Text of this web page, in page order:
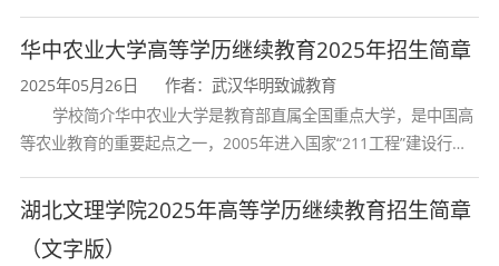
度；
会计核算能力：掌握账务处理、财务报表编
财务管理能力：具备资金管理、投融资决
育和最早开办中医研究
华中农业大学高等学历继续教育2025年招生简章
2025年05月26日
作者：武汉华明致诚教育
学校简介华中农业大学是教育部直属全国重点大学，是中国高
等农业教育的重要起点之一，2005年进入国家“211工程”建设行
首轮“双一流”成效
湖北文理学院2025年高等学历继续教育招生简章
（文字版）